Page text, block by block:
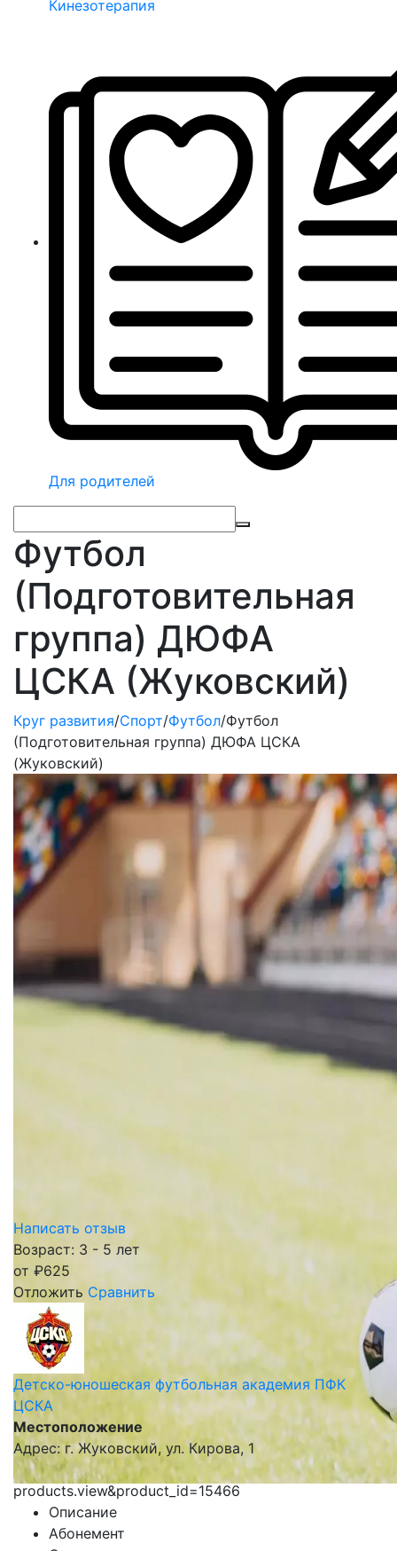
Кинезотерапия
Для родителей
Футбол
(Подготовительная
группа) ДЮФА
ЦСКА (Жуковский)
Круг развития/Спорт/Футбол/Футбол
(Подготовительная группа) ДЮФА ЦСКА
(Жуковский)
Написать отзыв
Возраст: 3 - 5 лет
от ₽625
Отложить Сравнить
Детско-юношеская футбольная академия ПФК
ЦСКА
Местоположение
Адрес: г. Жуковский, ул. Кирова, 1
products.view&product_id=15466
Описание
Абонемент